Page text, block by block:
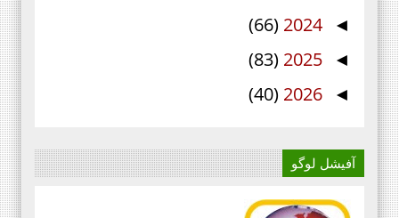
◄
2024
(66)
◄
2025
(83)
◄
2026
(40)
آفیشل لوگو